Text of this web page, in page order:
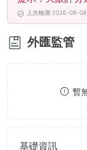
6
7
8
4
5
6
8
9
上次檢測 2026-08-08
外匯監管
暫
基礎資訊